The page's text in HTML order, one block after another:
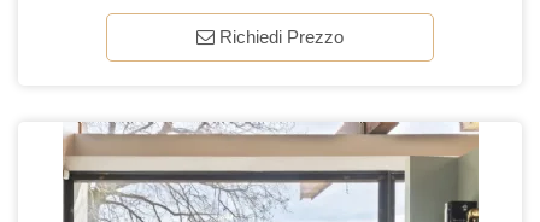
Richiedi Prezzo